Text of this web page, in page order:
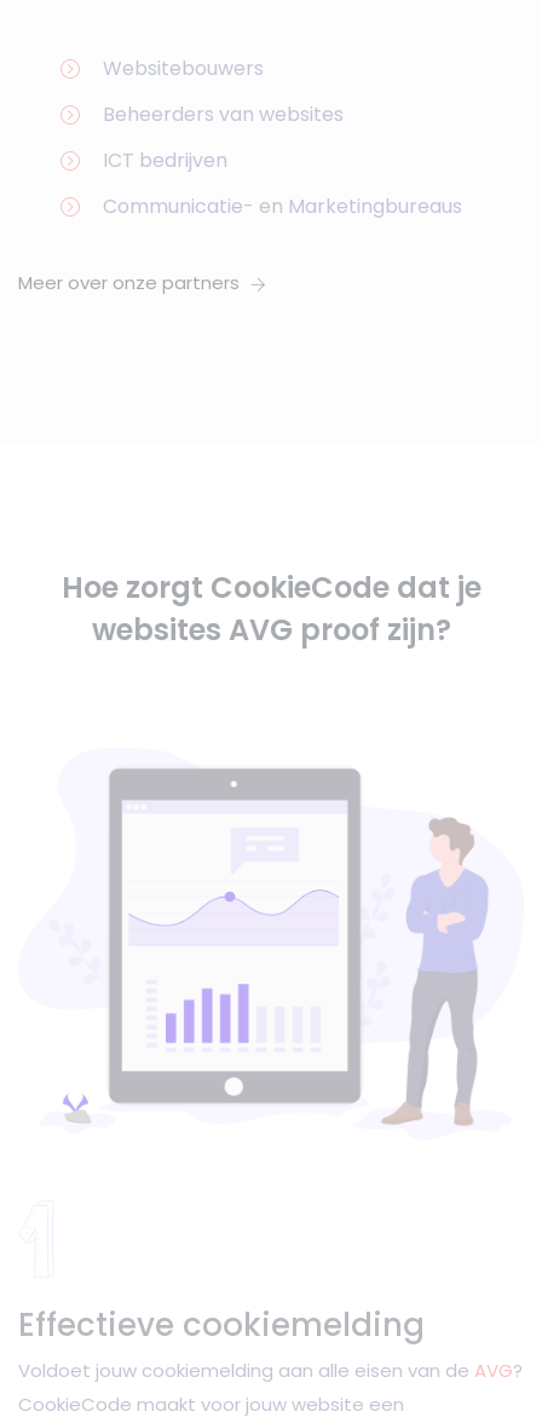
Websitebouwers
Beheerders van websites
ICT bedrijven
Communicatie- en Marketingbureaus
Meer over onze partners
Hoe zorgt CookieCode dat je
websites AVG proof zijn?
Effectieve cookiemelding
Voldoet jouw cookiemelding aan alle eisen van de AVG?
CookieCode maakt voor jouw website een